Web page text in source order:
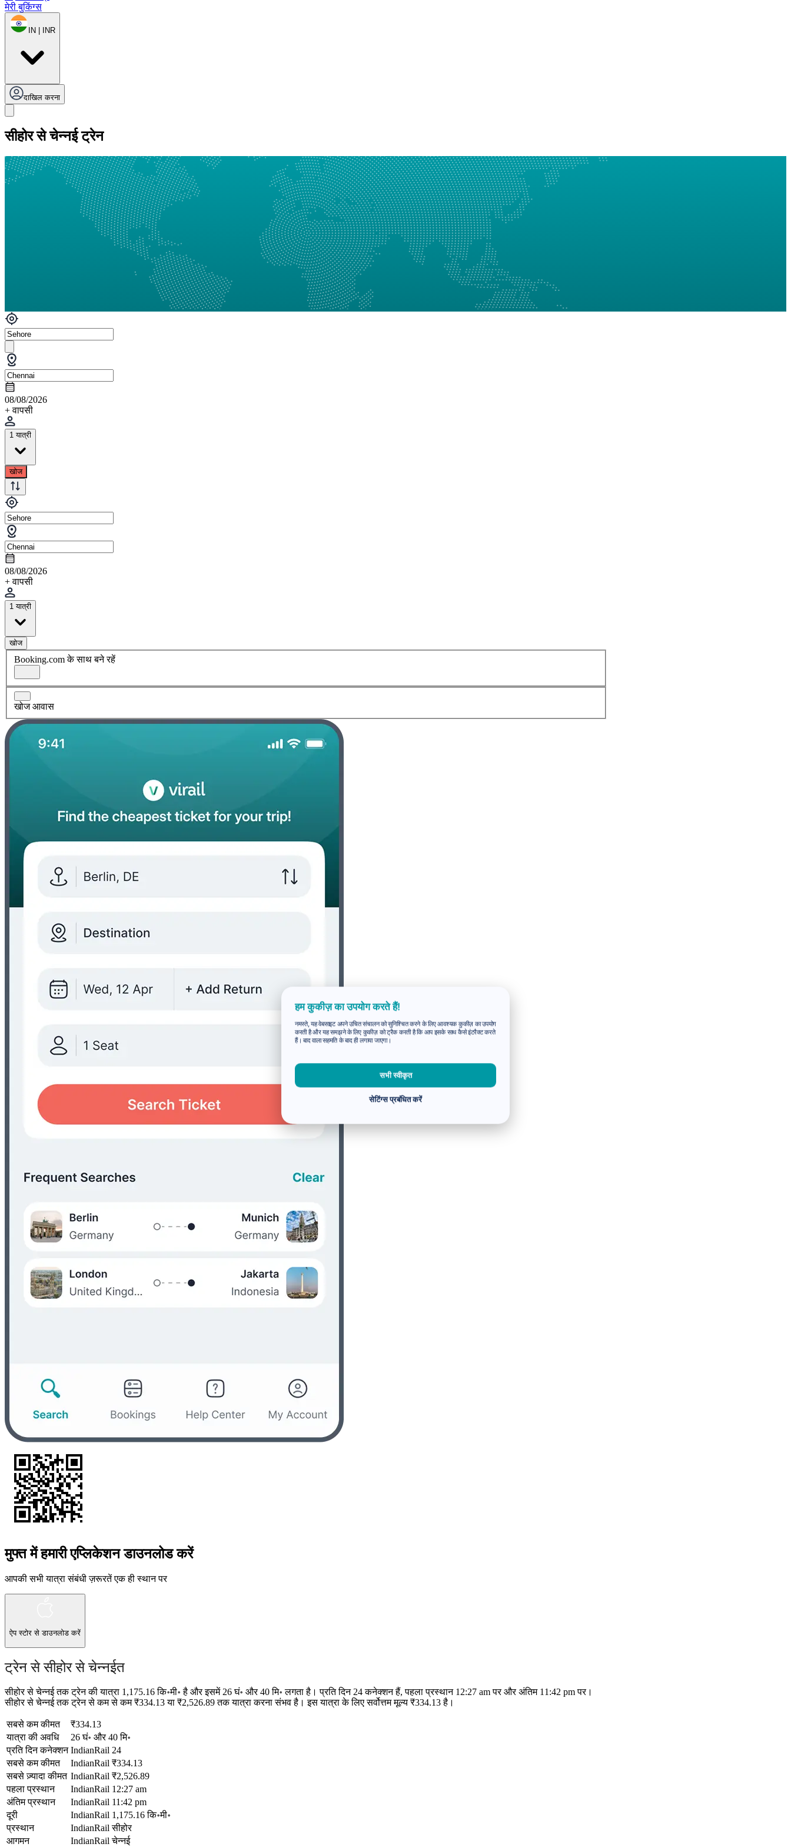
मेरी बुकिंग्स
IN | INR
दाखिल करना
सीहोर से चेन्नई ट्रेन
08/08/2026
+ वापसी
1 यात्री
खोज
08/08/2026
+ वापसी
1 यात्री
खोज
Booking.com के साथ बने रहें
खोज आवास
मुफ्त में हमारी एप्लिकेशन डाउनलोड करें
आपकी सभी यात्रा संबंधी ज़रूरतें एक ही स्थान पर
ऐप स्टोर से डाउनलोड करें
ट्रेन से सीहोर से चेन्नईत
सीहोर से चेन्नई तक ट्रेन की यात्रा 1,175.16 कि॰मी॰ है और इसमें 26 घं॰ और 40 मि॰ लगता है। प्रति दिन 24 कनेक्शन हैं, पहला प्रस्थान 12:27 am पर और अंतिम 11:42 pm पर।
सीहोर से चेन्नई तक ट्रेन से कम से कम ₹334.13 या ₹2,526.89 तक यात्रा करना संभव है। इस यात्रा के लिए सर्वोत्तम मूल्य ₹334.13 है।
सबसे कम कीमत
₹334.13
यात्रा की अवधि
26 घं॰ और 40 मि॰
प्रति दिन कनेक्शन IndianRail 24
सबसे कम कीमत
IndianRail ₹334.13
सबसे ज़्यादा कीमत IndianRail ₹2,526.89
पहला प्रस्थान
IndianRail 12:27 am
अंतिम प्रस्थान
IndianRail 11:42 pm
दूरी
IndianRail 1,175.16 कि॰मी॰
प्रस्थान
IndianRail सीहोर
आगमन
IndianRail चेन्नई
हम कुकीज़ का उपयोग करते हैं!
नमस्ते, यह वेबसाइट अपने उचित संचालन को सुनिश्चित करने के लिए आवश्यक कुकीज़ का उपयोग
करती है और यह समझने के लिए कुकीज़ को ट्रैक करती है कि आप इसके साथ कैसे इंटरैक्ट करते
हैं। बाद वाला सहमति के बाद ही लगाया जाएगा।
सभी स्वीकृत
सेटिंग्स प्रबंधित करें